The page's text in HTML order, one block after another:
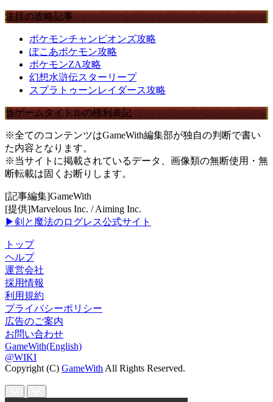
注目の攻略記事
ポケモンチャンピオンズ攻略
ぽこあポケモン攻略
ポケモンZA攻略
幻想水滸伝スターリープ
スプラトゥーンレイダース攻略
当ゲームタイトルの権利表記
※全てのコンテンツはGameWith編集部が独自の判断で書い
た内容となります。
※当サイトに掲載されているデータ、画像類の無断使用・無
断転載は固くお断りします。
[記事編集]GameWith
[提供]Marvelous Inc. / Aiming Inc.
▶剣と魔法のログレス公式サイト
トップ
ヘルプ
運営会社
採用情報
利用規約
プライバシーポリシー
広告のご案内
お問い合わせ
GameWith(English)
@WIKI
Copyright (C) GameWith All Rights Reserved.